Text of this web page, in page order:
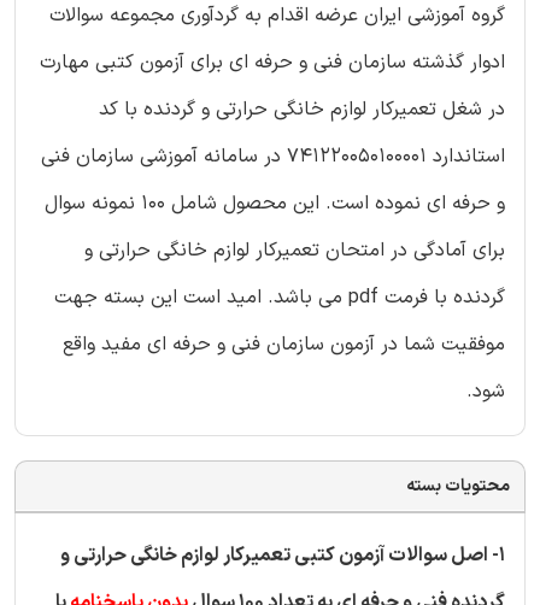
گروه آموزشی ایران عرضه اقدام به گردآوری مجموعه سوالات
ادوار گذشته سازمان فنی و حرفه ای برای آزمون کتبی مهارت
در شغل تعمیرکار لوازم خانگی حرارتی و گردنده با کد
استاندارد 741220050100001 در سامانه آموزشی سازمان فنی
و حرفه ای نموده است. این محصول شامل 100 نمونه سوال
برای آمادگی در امتحان تعمیرکار لوازم خانگی حرارتی و
گردنده با فرمت pdf می باشد. امید است این بسته جهت
موفقیت شما در آزمون سازمان فنی و حرفه ای مفید واقع
شود.
محتویات بسته
1- اصل سوالات آزمون کتبی تعمیرکار لوازم خانگی حرارتی و